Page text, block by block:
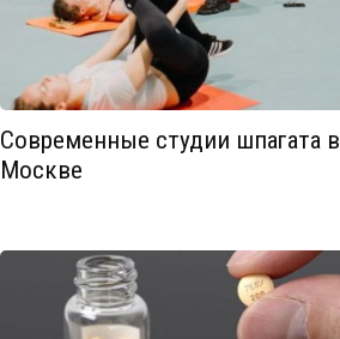
Современные студии шпагата в
Москве